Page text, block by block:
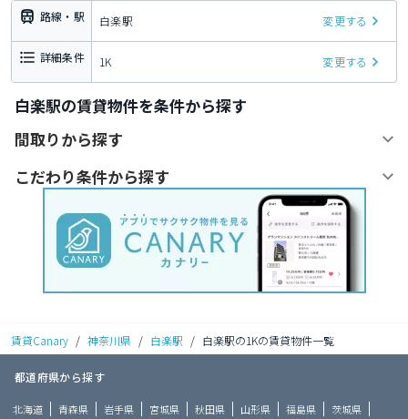
路線・駅 白楽駅 変更する
詳細条件 1K 変更する
白楽駅の賃貸物件を条件から探す
間取りから探す
こだわり条件から探す
賃貸Canary / 神奈川県 / 白楽駅 / 白楽駅の1Kの賃貸物件一覧
都道府県から探す
北海道 青森県 岩手県 宮城県 秋田県 山形県 福島県 茨城県